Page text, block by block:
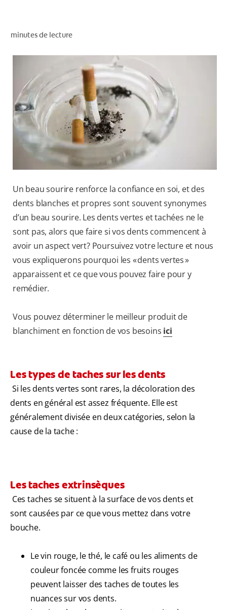
POUR LES PROFESSIONNELS
minutes de lecture
Un beau sourire renforce la confiance en soi, et des
dents blanches et propres sont souvent synonymes
d’un beau sourire. Les dents vertes et tachées ne le
sont pas, alors que faire si vos dents commencent à
avoir un aspect vert? Poursuivez votre lecture et nous
vous expliquerons pourquoi les « dents vertes »
apparaissent et ce que vous pouvez faire pour y
remédier.
Vous pouvez déterminer le meilleur produit de
blanchiment en fonction de vos besoins ici
Les types de taches sur les dents
Si les dents vertes sont rares, la décoloration des
dents en général est assez fréquente. Elle est
généralement divisée en deux catégories, selon la
cause de la tache :
Les taches extrinsèques
Ces taches se situent à la surface de vos dents et
sont causées par ce que vous mettez dans votre
bouche.
Le vin rouge, le thé, le café ou les aliments de
couleur foncée comme les fruits rouges
peuvent laisser des taches de toutes les
nuances sur vos dents.